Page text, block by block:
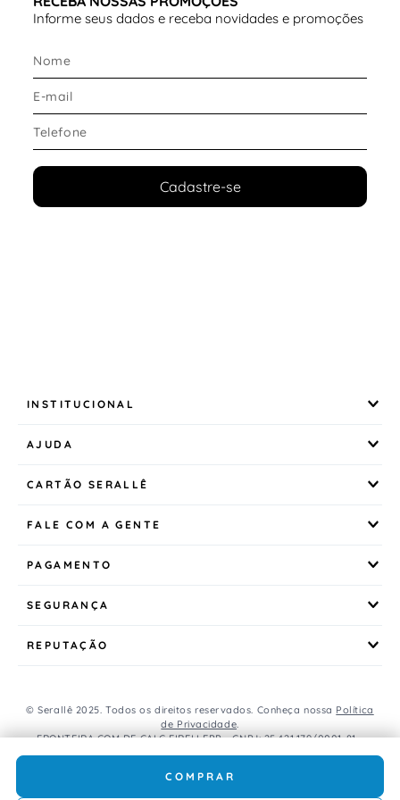
COMPRAR
Informe seus dados e receba novidades e promoções
Cadastre-se
INSTITUCIONAL
AJUDA
CARTÃO SERALLÊ
FALE COM A GENTE
PAGAMENTO
SEGURANÇA
REPUTAÇÃO
© Serallê 2025. Todos os direitos reservados. Conheça nossa Política
de Privacidade.
FRONTEIRA COM DE CALC EIRELI EPP - CNPJ: 25.421.179/0001-81 -
Avenida Brasil, 456, Centro, CEP: 85.851-000, Foz do Iguaçu, PR, Brasil.
válido é o do carrinho de compras.